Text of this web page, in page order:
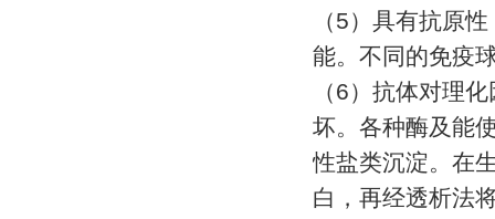
（5）具有抗原
能。不同的免疫
（6）抗体对理
坏。各种酶及能
性盐类沉淀。在
白，再经透析法